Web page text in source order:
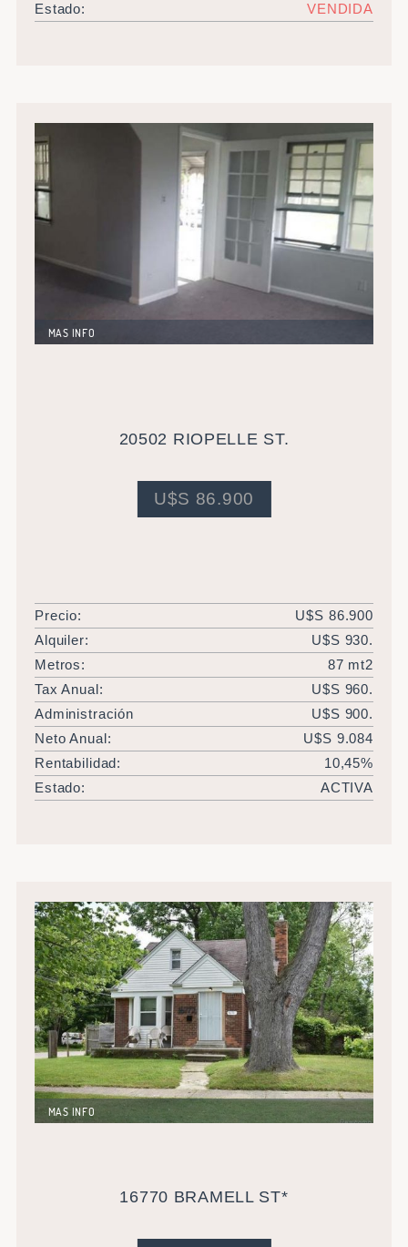
Estado:
VENDIDA
MAS INFO
20502 RIOPELLE ST.
U$S 86.900
Precio:
U$S 86.900
Alquiler:
U$S 930.
Metros:
87 mt2
Tax Anual:
U$S 960.
Administración
U$S 900.
Neto Anual:
U$S 9.084
Rentabilidad:
10,45%
Estado:
ACTIVA
MAS INFO
16770 BRAMELL ST*